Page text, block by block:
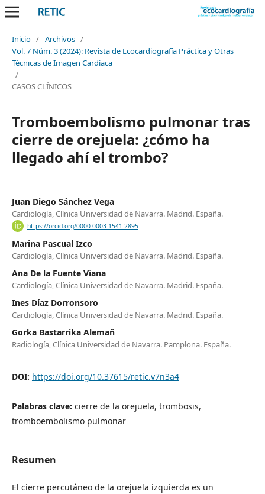
Inicio / Archivos /
Vol. 7 Núm. 3 (2024): Revista de Ecocardiografía Práctica y Otras
Técnicas de Imagen Cardíaca
/
CASOS CLÍNICOS
Tromboembolismo pulmonar tras
cierre de orejuela: ¿cómo ha
llegado ahí el trombo?
Juan Diego Sánchez Vega
Cardiología, Clínica Universidad de Navarra. Madrid. España.
https://orcid.org/0000-0003-1541-2895
Marina Pascual Izco
Cardiología, Clínica Universidad de Navarra. Madrid. España.
Ana De la Fuente Viana
Cardiología, Clínica Universidad de Navarra. Madrid. España.
Ines Díaz Dorronsoro
Cardiología, Clínica Universidad de Navarra. Madrid. España.
Gorka Bastarrika Alemañ
Radiología, Clínica Universidad de Navarra. Pamplona. España.
DOI: https://doi.org/10.37615/retic.v7n3a4
Palabras clave: cierre de la orejuela, trombosis,
tromboembolismo pulmonar
Resumen
El cierre percutáneo de la orejuela izquierda es un